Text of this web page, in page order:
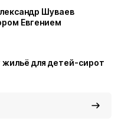
Шуваев
Евгением
для детей-сирот